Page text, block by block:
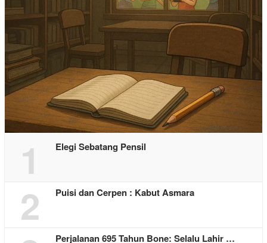
1 Elegi Sebatang Pensil
2 Puisi dan Cerpen : Kabut Asmara
Perjalanan 695 Tahun Bone: Selalu Lahir …